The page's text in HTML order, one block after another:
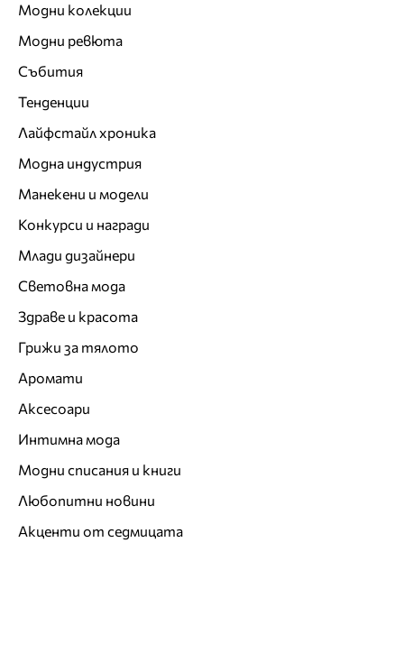
Модни колекции
Модни ревюта
Събития
Тенденции
Лайфстайл хроника
Модна индустрия
Манекени и модели
Конкурси и награди
Млади дизайнери
Световна мода
Здраве и красота
Грижи за тялото
Аромати
Аксесоари
Интимна мода
Модни списания и книги
Любопитни новини
Акценти от седмицата